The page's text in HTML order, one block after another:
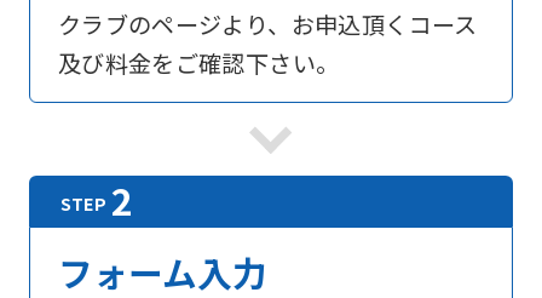
クラブのページより、お申込頂くコース
及び料金をご確認下さい。
フォーム入力